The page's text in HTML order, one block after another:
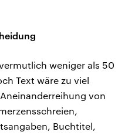
weniger als 50
Text wäre zu viel
von
Buchtitel,